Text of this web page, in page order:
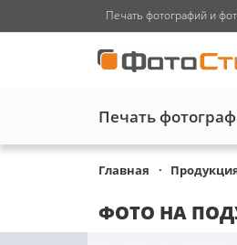
Печать фотографий и
Печать
Главная
ФОТО НА